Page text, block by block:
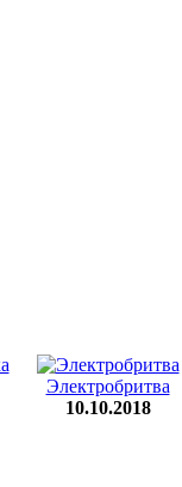
Электробритва
10.10.2018